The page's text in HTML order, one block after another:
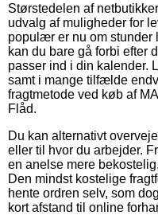
Størstedelen af
udvalg af muligheder for
populær er nu om stunder
kan du bare gå forbi efter
passer ind i din kalender.
samt i mange tilfælde
fragtmetode ved køb af
Flåd.
Du kan alternativt
eller til hvor du arbejder.
en anelse mere
Den mindst kostelige
hente ordren selv, som
kort afstand til online